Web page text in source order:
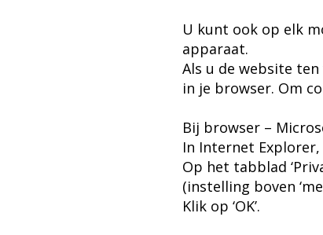
U kunt ook op elk
apparaat.
Als u de website
in je browser. Om
Bij browser –
In Internet Explorer,
Op het tabblad
(instelling boven
Klik op ‘OK’.